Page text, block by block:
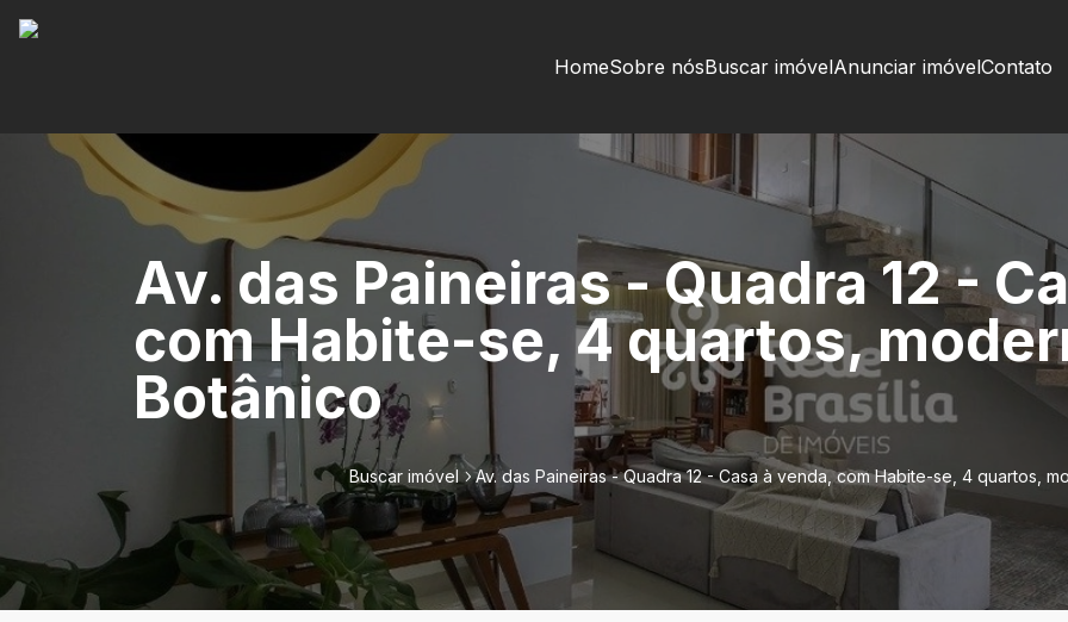
HomeSobre nósBuscar imóvelAnunciar imóvelContato
Av. das Paineiras - Quadra 12 -
com Habite-se, 4 quartos,
Botânico
Buscar imóvel Av. das Paineiras - Quadra 12 - Casa à venda, com Habite-se, 4 quartos,